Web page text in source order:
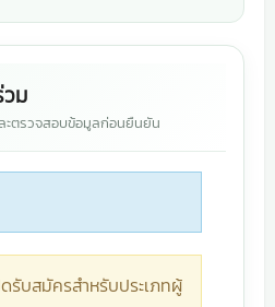
วม
ะตรวจสอบข้อมูลก่อนยืนยัน
รับสมัครสำหรับประเภทผู้